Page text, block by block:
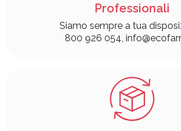
Professionali
Siamo sempre a tua
800 926 054,